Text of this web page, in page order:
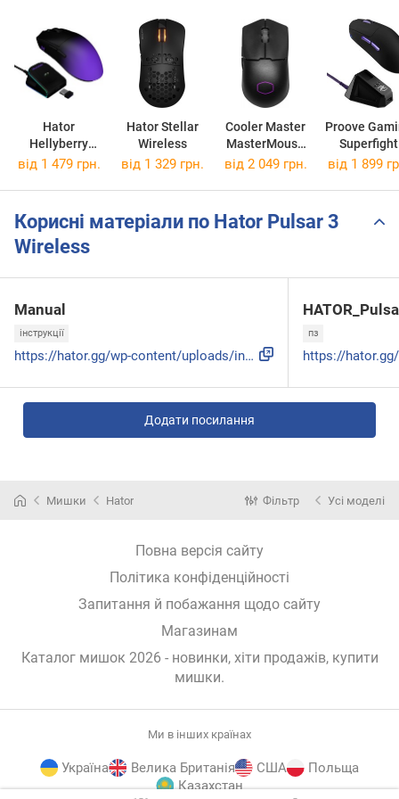
Hator
Hellyberry
HM47 Pro
Hator Stellar
Wireless
Cooler Master
MasterMouse
MM712
Proove
Superfight
Wireless
від 1 479 грн. від 1 329 грн. від 2 049 грн. від 1 899
Корисні матеріали по Hator Pulsar 3
Wireless
Manual
інструкції
https://hator.gg/wp-content/uploads/instructions/hator-mice...
пз
Додати посилання
Мишки Hator Фільтр Усі моделі
Повна версія сайту
Політика конфіденційності
Запитання й побажання щодо сайту
Магазинам
Каталог мишок 2026 - новинки, хіти продажів, купити
мишки.
Ми в інших країнах
Україна Велика Британія США
Польща
Казахстан